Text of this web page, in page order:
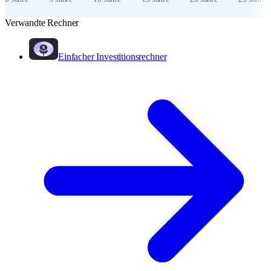
Verwandte Rechner
Einfacher Investitionsrechner